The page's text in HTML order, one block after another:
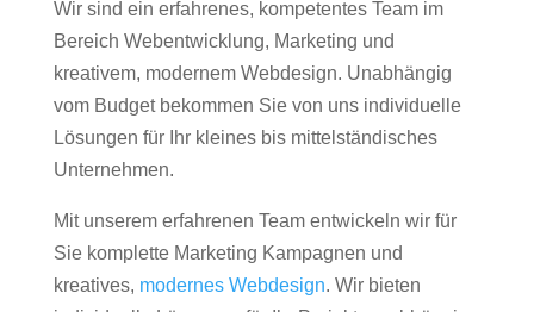
Wir sind ein erfahrenes, kompetentes Team im
Bereich Webentwicklung, Marketing und
kreativem, modernem Webdesign. Unabhängig
vom Budget bekommen Sie von uns individuelle
Lösungen für Ihr kleines bis mittelständisches
Unternehmen.
Mit unserem erfahrenen Team entwickeln wir für
Sie komplette Marketing Kampagnen und
kreatives, modernes Webdesign. Wir bieten